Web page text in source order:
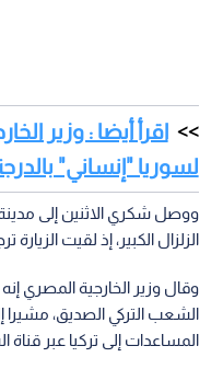
اقرأ أيضا : وزير
لسوريا "إنساني"
ووصل شكري الاثنين إلى مدينة
الزلزال الكبير، إذ لقيت الزيارة
وقال وزير الخارجية المصري
الشعب التركي الصديق،
المساعدات إلى تركيا عبر